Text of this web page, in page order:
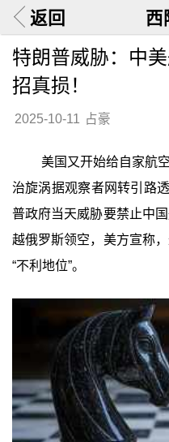
返回 西
特朗普威胁：中
招真损！
2025-10-11 占豪
美国又开始给自家航
治旋涡据观察者网转引路
普政府当天威胁要禁止中
越俄罗斯领空，美方宣称
“不利地位”。